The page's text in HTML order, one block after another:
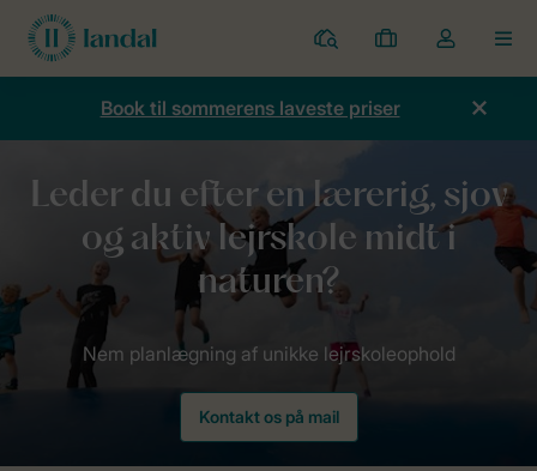
Parker
Mine
bookinger
Toggle
the
Book til sommerens laveste priser
Forside Inspiration Lejrskole
Kontakt os på mail